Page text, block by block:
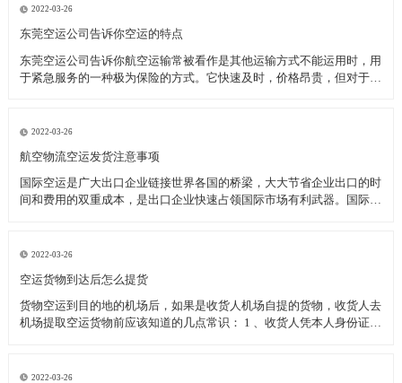
2022-03-26
东莞空运公司告诉你空运的特点
东莞空运公司告诉你航空运输常被看作是其他运输方式不能运用时，用
于紧急服务的一种极为保险的方式。它快速及时，价格昂贵，但对于致
因为空中较少受自然
2022-03-26
航空物流空运发货注意事项
国际空运是广大出口企业链接世界各国的桥梁，大大节省企业出口的时
间和费用的双重成本，是出口企业快速占领国际市场有利武器。国际空
动植物检疫
2022-03-26
空运货物到达后怎么提货
货物空运到目的地的机场后，如果是收货人机场自提的货物，收货人去
机场提取空运货物前应该知道的几点常识： 1 、收货人凭本人身份证或
代为2022-03-26